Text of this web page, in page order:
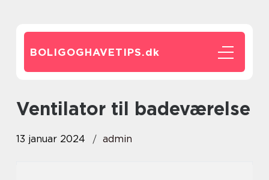
BOLIGOGHAVETIPS.dk
ventilator til badeværelse
13 januar 2024 admin